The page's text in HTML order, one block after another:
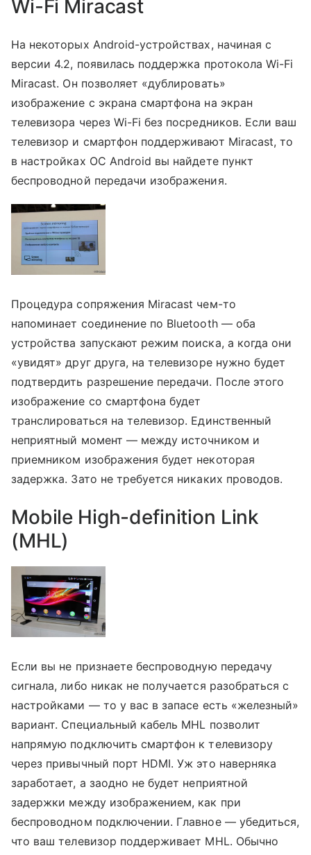
Wi-Fi Miracast
На некоторых Android-устройствах, начиная с
версии 4.2, появилась поддержка протокола Wi-Fi
Miracast. Он позволяет «дублировать»
изображение с экрана смартфона на экран
телевизора через Wi-Fi без посредников. Если ваш
телевизор и смартфон поддерживают Miracast, то
в настройках ОС Android вы найдете пункт
беспроводной передачи изображения.
Процедура сопряжения Miracast чем-то
напоминает соединение по Bluetooth — оба
устройства запускают режим поиска, а когда они
«увидят» друг друга, на телевизоре нужно будет
подтвердить разрешение передачи. После этого
изображение со смартфона будет
транслироваться на телевизор. Единственный
неприятный момент — между источником и
приемником изображения будет некоторая
задержка. Зато не требуется никаких проводов.
Mobile High-definition Link
(MHL)
Если вы не признаете беспроводную передачу
сигнала, либо никак не получается разобраться с
настройками — то у вас в запасе есть «железный»
вариант. Специальный кабель MHL позволит
напрямую подключить смартфон к телевизору
через привычный порт HDMI. Уж это наверняка
заработает, а заодно не будет неприятной
задержки между изображением, как при
беспроводном подключении. Главное — убедиться,
что ваш телевизор поддерживает MHL. Обычно